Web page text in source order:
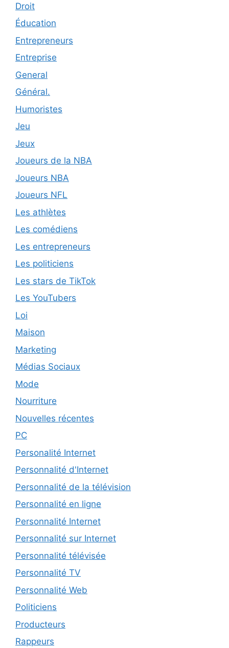
Droit
Éducation
Entrepreneurs
Entreprise
General
Général.
Humoristes
Jeu
Jeux
Joueurs de la NBA
Joueurs NBA
Joueurs NFL
Les athlètes
Les comédiens
Les entrepreneurs
Les politiciens
Les stars de TikTok
Les YouTubers
Loi
Maison
Marketing
Médias Sociaux
Mode
Nourriture
Nouvelles récentes
PC
Personalité Internet
Personnalité d'Internet
Personnalité de la télévision
Personnalité en ligne
Personnalité Internet
Personnalité sur Internet
Personnalité télévisée
Personnalité TV
Personnalité Web
Politiciens
Producteurs
Rappeurs